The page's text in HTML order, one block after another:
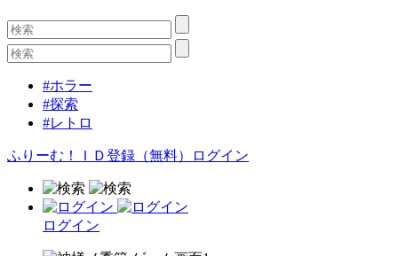
#ホラー
#探索
#レトロ
ふりーむ！ＩＤ登録（無料） ログイン
ログイン